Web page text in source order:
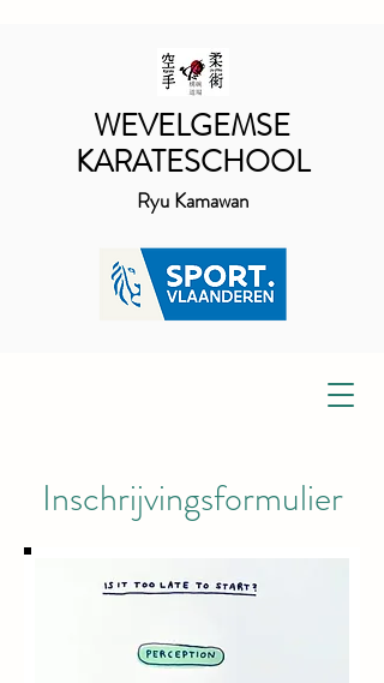
WEVELGEMSE
KARATESCHOOL
Ryu Kamawan
Inschrijvingsformulier